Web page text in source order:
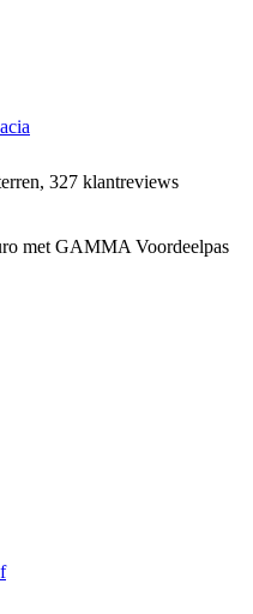
327 klantreviews
met GAMMA Voordeelpas